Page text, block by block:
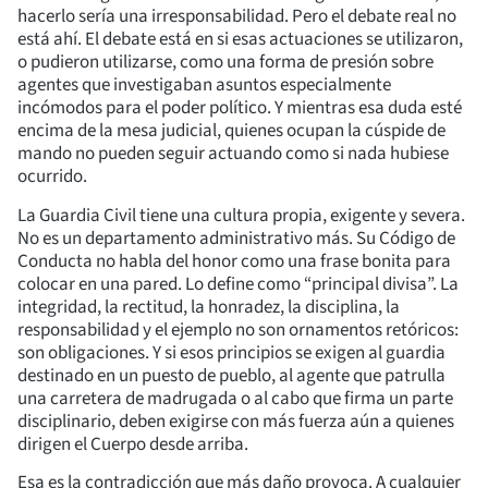
hacerlo sería una irresponsabilidad. Pero el debate real no
está ahí. El debate está en si esas actuaciones se utilizaron,
o pudieron utilizarse, como una forma de presión sobre
agentes que investigaban asuntos especialmente
incómodos para el poder político. Y mientras esa duda esté
encima de la mesa judicial, quienes ocupan la cúspide de
mando no pueden seguir actuando como si nada hubiese
ocurrido.
La Guardia Civil tiene una cultura propia, exigente y severa.
No es un departamento administrativo más. Su Código de
Conducta no habla del honor como una frase bonita para
colocar en una pared. Lo define como “principal divisa”. La
integridad, la rectitud, la honradez, la disciplina, la
responsabilidad y el ejemplo no son ornamentos retóricos:
son obligaciones. Y si esos principios se exigen al guardia
destinado en un puesto de pueblo, al agente que patrulla
una carretera de madrugada o al cabo que firma un parte
disciplinario, deben exigirse con más fuerza aún a quienes
dirigen el Cuerpo desde arriba.
Esa es la contradicción que más daño provoca. A cualquier